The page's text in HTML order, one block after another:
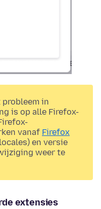
probleem in
is op alle Firefox-
vanaf Firefox
en versie
weer te
extensies